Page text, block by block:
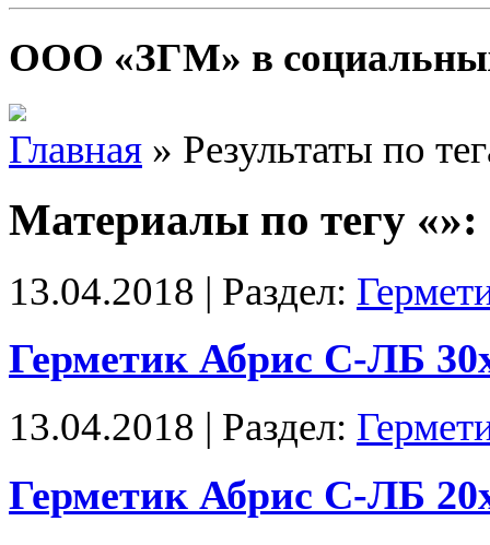
ООО «ЗГМ» в
Главная » Результаты по
Материалы по тегу «»:
13.04.2018 | Раздел:
Герметик Абрис С-ЛБ
13.04.2018 | Раздел:
Герметик Абрис С-ЛБ